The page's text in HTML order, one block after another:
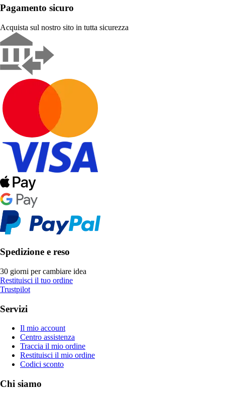
Pagamento sicuro
Acquista sul nostro sito in tutta sicurezza
Spedizione e reso
30 giorni per cambiare idea
Restituisci il tuo ordine
Trustpilot
Servizi
Il mio account
Centro assistenza
Traccia il mio ordine
Restituisci il mio ordine
Codici sconto
Chi siamo